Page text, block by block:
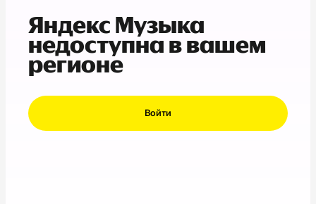
Яндекс Музыка
недоступна в вашем
регионе
Войти